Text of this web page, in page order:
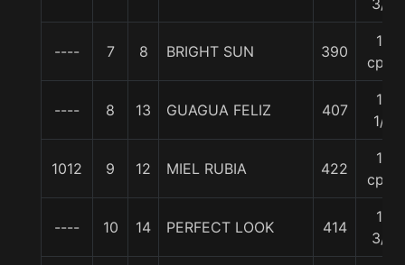
3/4
---- 7 8 BRIGHT SUN 390
14
cpos
---- 8 13 GUAGUA FELIZ 407
14
1/4
1012 9 12 MIEL RUBIA 422
15
cpos
---- 10 14 PERFECT LOOK 414
15
3/4